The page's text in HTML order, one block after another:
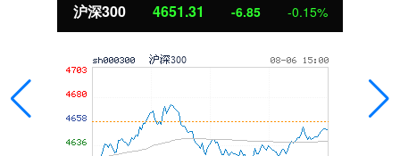
沪深300 4651.31 -6.85 -0.15%